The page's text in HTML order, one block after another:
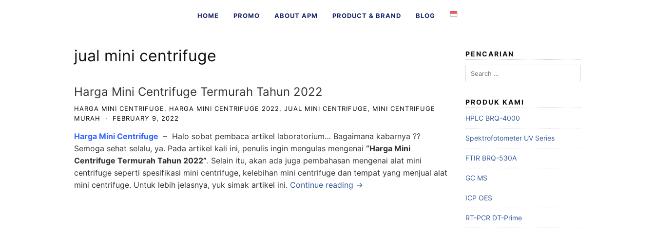
HOME PROMO ABOUT APM PRODUCT & BRAND BLOG
jual mini centrifuge
Harga Mini Centrifuge Termurah Tahun 2022
HARGA MINI CENTRIFUGE, HARGA MINI CENTRIFUGE 2022, JUAL MINI CENTRIFUGE, MINI CENTRIFUGE
MURAH
· FEBRUARY 9, 2022
Harga Mini Centrifuge – Halo sobat pembaca artikel laboratorium… Bagaimana kabarnya ??
Semoga sehat selalu, ya. Pada artikel kali ini, penulis ingin mengulas mengenai “Harga Mini
Centrifuge Termurah Tahun 2022”. Selain itu, akan ada juga pembahasan mengenai alat mini
centrifuge seperti spesifikasi mini centrifuge, kelebihan mini centrifuge dan tempat yang menjual alat
mini centrifuge. Untuk lebih jelasnya, yuk simak artikel ini. Continue reading →
PENCARIAN
Search
for:
PRODUK KAMI
HPLC BRQ-4000
Spektrofotometer UV Series
FTIR BRQ-530A
GC MS
ICP OES
RT-PCR DT-Prime